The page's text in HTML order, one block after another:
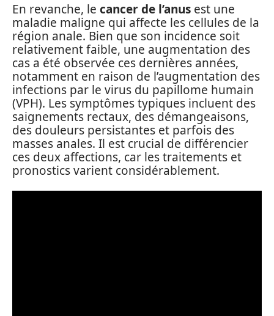
En revanche, le cancer de l’anus est une
maladie maligne qui affecte les cellules de la
région anale. Bien que son incidence soit
relativement faible, une augmentation des
cas a été observée ces dernières années,
notamment en raison de l’augmentation des
infections par le virus du papillome humain
(VPH). Les symptômes typiques incluent des
saignements rectaux, des démangeaisons,
des douleurs persistantes et parfois des
masses anales. Il est crucial de différencier
ces deux affections, car les traitements et
pronostics varient considérablement.